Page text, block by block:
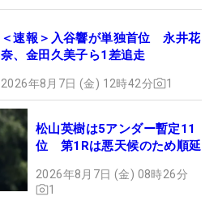
＜速報＞入谷響が単独首位 永井花
奈、金田久美子ら1差追走
2026年8月7日 (金) 12時42分 1
松山英樹は5アンダー暫定11
位 第1Rは悪天候のため順延
2026年8月7日 (金) 08時26分
1